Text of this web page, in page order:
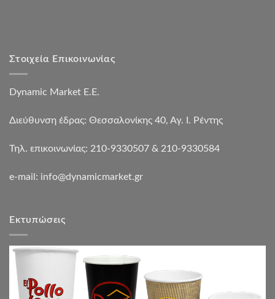
Στοιχεία Επικοινωνίας
Dynamic Market Ε.Ε.
Διεύθυνση έδρας: Θεσσαλονίκης 40, Αγ. Ι. Ρέντης
Τηλ. επικοινωνίας: 210-9330507 & 210-9330584
e-mail: info@dynamicmarket.gr
Εκτυπώσεις